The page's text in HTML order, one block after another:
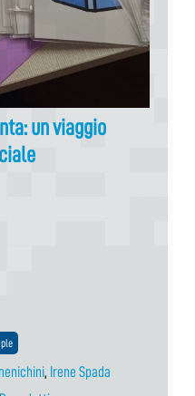
un viaggio
, Irene Spada